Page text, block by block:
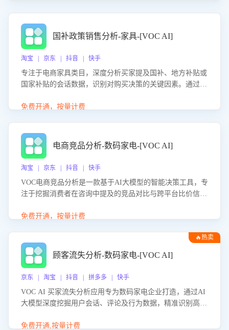
国补政策销售分析-家具-[VOC AI]
淘宝 | 京东 | 抖音 | 快手
专注于电商家具类目，深度分析买家提及国补、地方补贴或
国家补贴的会话数据，识别对购买决策的关键因素。通过AI
化策略，助力商家利用国补政策提升GMV。
免费开通，按量计费
电商竞品分析-数码家电-[VOC AI]
淘宝 | 京东 | 抖音 | 快手
VOC电商竞品分析是一款基于AI大模型的智能决策工具，专
注于挖掘消费者在咨询中提及的竞品对比与跨平台比价信
商品信息，进行多维度交叉对比，并分析消费者的比价行
企业优化营销话术、突出产品与服务优势，有效提升咨询转
化率，避免陷入单纯价格竞争，实现精准扬长避短。
免费开通，按量计费
🔥热卖
顾客流失分析-数码家电-[VOC AI]
京东 | 淘宝 | 抖音 | 拼多多 | 快手
VOC AI 买家流失分析应用专为数码家电企业打造，通过AI
大模型深度挖掘用户会话、评论及行为数据，精准识别高流
应延迟、竞品价格冲击等。系统自动输出可落地的挽回策
免费开通,按量计费